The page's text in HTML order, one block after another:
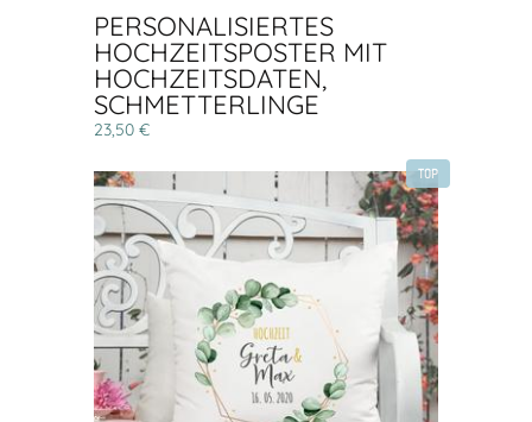
PERSONALISIERTES
HOCHZEITSPOSTER MIT
HOCHZEITSDATEN,
SCHMETTERLINGE
23,50 €
TOP